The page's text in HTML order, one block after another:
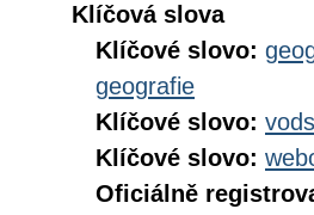
Klíčová slova
Klíčové slovo:
geografie
Klíčové slovo:
Klíčové slovo:
Oficiálně